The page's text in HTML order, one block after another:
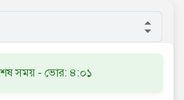
সময় - ভোর: ৪:০১